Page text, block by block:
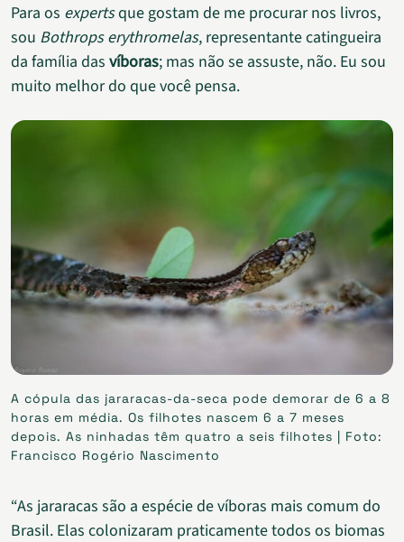
Para os expertsque gostam de me procurar nos livros,
sou Bothrops erythromelas, representante catingueira
da família das víboras; mas não se assuste, não. Eu sou
muito melhor do que você pensa.
A cópula das jararacas-da-seca pode demorar de 6 a 8
horas em média. Os filhotes nascem 6 a 7 meses
depois. As ninhadas têm quatro a seis filhotes | Foto:
Francisco Rogério Nascimento
“As jararacas são a espécie de víboras mais comum do
Brasil. Elas colonizaram praticamente todos os biomas